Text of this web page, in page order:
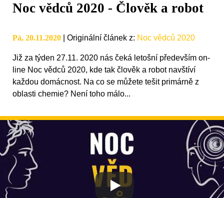
Noc vědců 2020 - Člověk a robot
Pá, 20.11.2020 Originální článek z: Noc vědců 2020
Již za týden 27.11. 2020 nás čeká letošní především on-
line Noc vědců 2020, kde tak člověk a robot navštíví
každou domácnost. Na co se můžete tešit primárně z
oblasti chemie? Není toho málo...